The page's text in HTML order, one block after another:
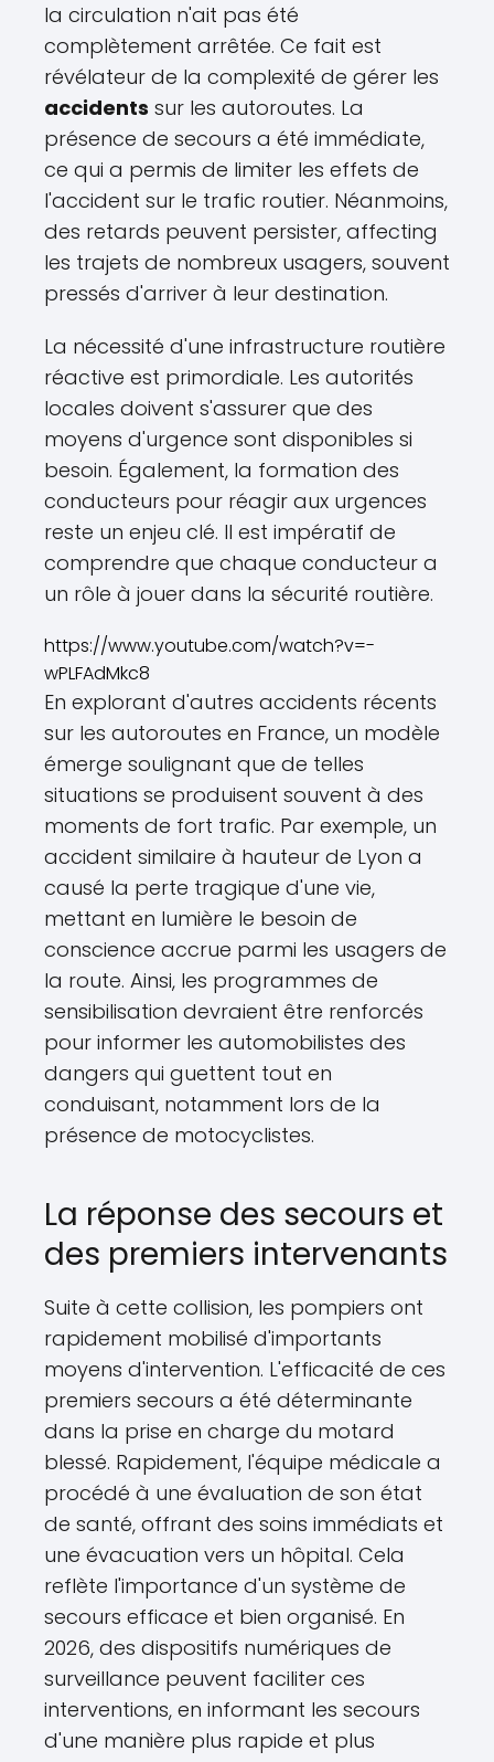
la circulation n'ait pas été
complètement arrêtée. Ce fait est
révélateur de la complexité de gérer les
accidents sur les autoroutes. La
présence de secours a été immédiate,
ce qui a permis de limiter les effets de
l'accident sur le trafic routier. Néanmoins,
des retards peuvent persister, affecting
les trajets de nombreux usagers, souvent
pressés d'arriver à leur destination.
La nécessité d'une infrastructure routière
réactive est primordiale. Les autorités
locales doivent s'assurer que des
moyens d'urgence sont disponibles si
besoin. Également, la formation des
conducteurs pour réagir aux urgences
reste un enjeu clé. Il est impératif de
comprendre que chaque conducteur a
un rôle à jouer dans la sécurité routière.
https://www.youtube.com/watch?v=-
wPLFAdMkc8
En explorant d'autres accidents récents
sur les autoroutes en France, un modèle
émerge soulignant que de telles
situations se produisent souvent à des
moments de fort trafic. Par exemple, un
accident similaire à hauteur de Lyon a
causé la perte tragique d'une vie,
mettant en lumière le besoin de
conscience accrue parmi les usagers de
la route. Ainsi, les programmes de
sensibilisation devraient être renforcés
pour informer les automobilistes des
dangers qui guettent tout en
conduisant, notamment lors de la
présence de motocyclistes.
La réponse des secours et
des premiers intervenants
Suite à cette collision, les pompiers ont
rapidement mobilisé d'importants
moyens d'intervention. L'efficacité de ces
premiers secours a été déterminante
dans la prise en charge du motard
blessé. Rapidement, l'équipe médicale a
procédé à une évaluation de son état
de santé, offrant des soins immédiats et
une évacuation vers un hôpital. Cela
reflète l'importance d'un système de
secours efficace et bien organisé. En
2026, des dispositifs numériques de
surveillance peuvent faciliter ces
interventions, en informant les secours
d'une manière plus rapide et plus